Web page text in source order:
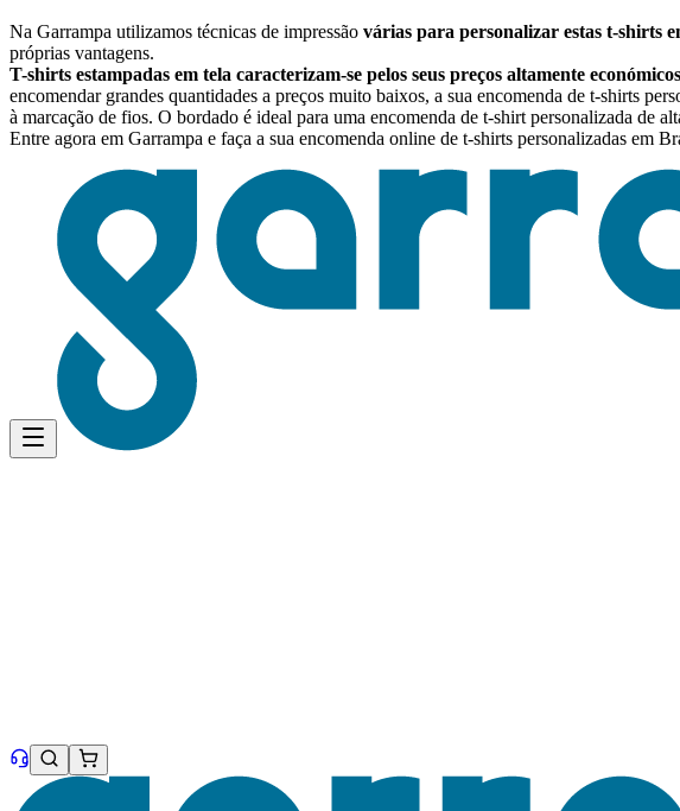
Na Garrampa utilizamos técnicas de impressão várias para personalizar estas t-shirts
próprias vantagens.
T-shirts estampadas em tela caracterizam-se pelos seus preços altamente
encomendar grandes quantidades a preços muito baixos, a sua encomenda de t-shirts
à marcação de fios. O bordado é ideal para uma encomenda de t-shirt personalizada de
Entre agora em Garrampa e faça a sua encomenda online de t-shirts personalizadas em